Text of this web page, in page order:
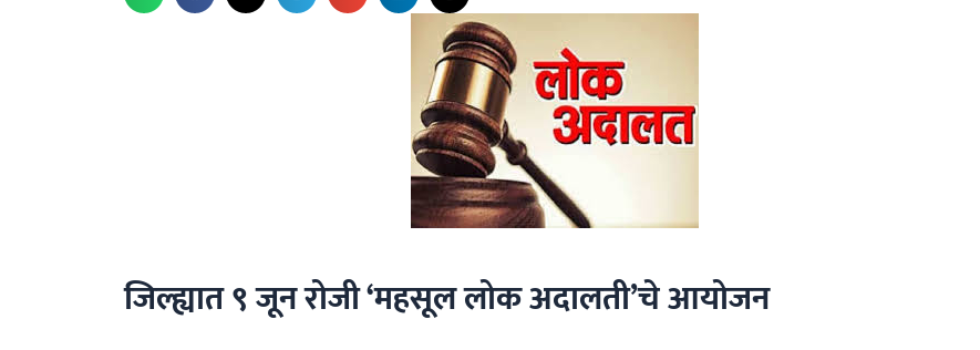
जिल्ह्यात ९ जून रोजी ‘महसूल लोक अदालती’चे आयोजन